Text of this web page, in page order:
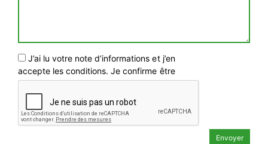
J’ai lu votre note d’informations et j’en
accepte les conditions. Je confirme être
majeur